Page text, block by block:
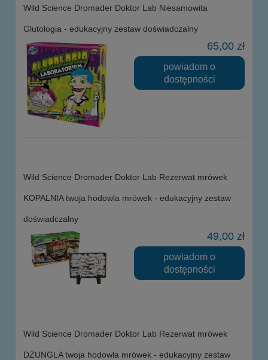
Wild Science Dromader Doktor Lab Niesamowita
Glutologia - edukacyjny zestaw doświadczalny
65,00 zł
powiadom o
dostępności
Wild Science Dromader Doktor Lab Rezerwat mrówek
KOPALNIA twoja hodowla mrówek - edukacyjny zestaw
doświadczalny
49,00 zł
powiadom o
dostępności
Wild Science Dromader Doktor Lab Rezerwat mrówek
DŻUNGLA twoja hodowla mrówek - edukacyjny zestaw